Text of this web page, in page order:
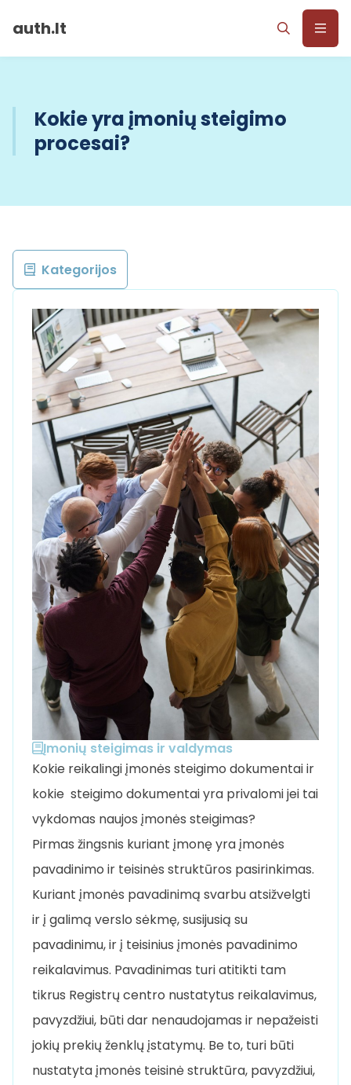
auth.lt
Kokie yra įmonių steigimo
procesai?
Įmonių steigimas ir valdymas
Kokie reikalingi įmonės steigimo dokumentai ir
kokie steigimo dokumentai yra privalomi jei tai
vykdomas naujos įmonės steigimas?
Pirmas žingsnis kuriant įmonę yra įmonės
pavadinimo ir teisinės struktūros pasirinkimas.
Kuriant įmonės pavadinimą svarbu atsižvelgti
ir į galimą verslo sėkmę, susijusią su
pavadinimu, ir į teisinius įmonės pavadinimo
reikalavimus. Pavadinimas turi atitikti tam
tikrus Registrų centro nustatytus reikalavimus,
pavyzdžiui, būti dar nenaudojamas ir nepažeisti
jokių prekių ženklų įstatymų. Be to, turi būti
nustatyta įmonės teisinė struktūra, pavyzdžiui,
Kategorijos